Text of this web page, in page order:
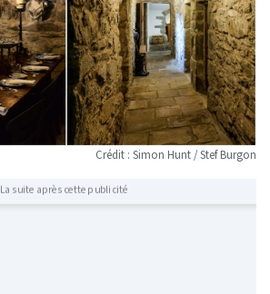
Crédit : Simon Hunt / Stef Burgon
La suite après cette publicité